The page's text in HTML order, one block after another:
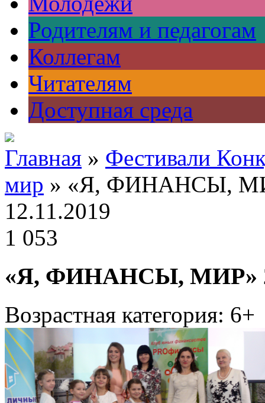
Родителям и педагогам
Коллегам
Читателям
Доступная среда
Главная » Фестивали
мир » «Я, ФИНАНСЫ,
12.11.2019
1 053
«Я, ФИНАНСЫ, МИР»
Возрастная категория: 6+